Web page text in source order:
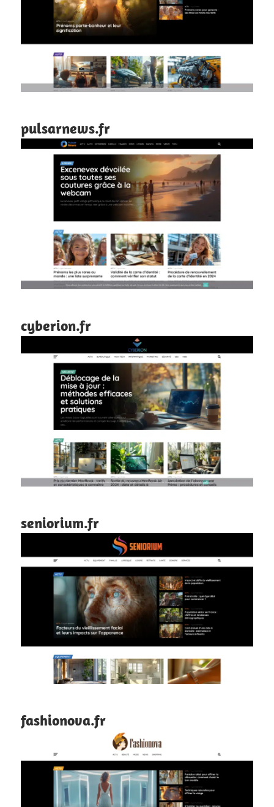
pulsarnews.fr
cyberion.fr
seniorium.fr
fashionova.fr